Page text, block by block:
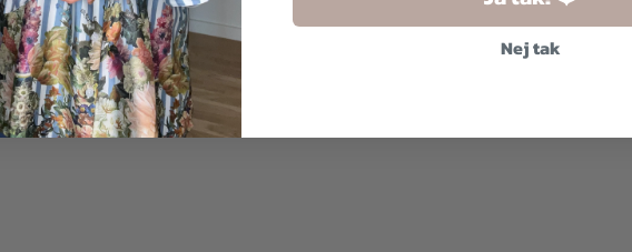
2 for
Nej tak